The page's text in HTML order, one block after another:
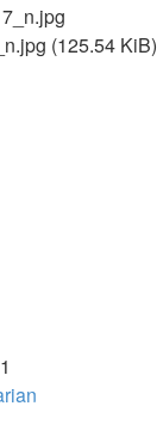
(125.54 KiB)